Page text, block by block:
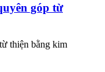
góp từ